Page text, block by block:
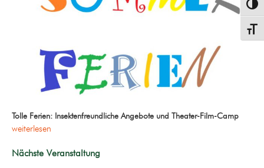
Tolle Ferien: Insektenfreundliche Angebote und Theater-Film-Camp
weiterlesen
Nächste Veranstaltung